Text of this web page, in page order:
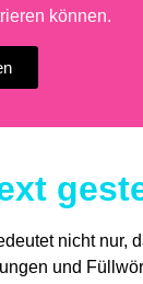
können.
nicht nur,
und